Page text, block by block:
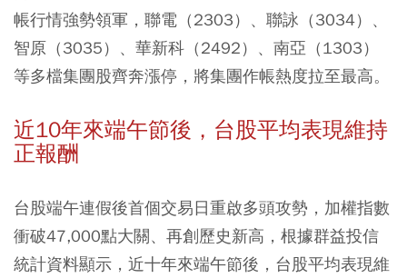
帳行情強勢領軍，聯電（2303）、聯詠（3034）、
智原（3035）、華新科（2492）、南亞（1303）
等多檔集團股齊奔漲停，將集團作帳熱度拉至最高。
近10年來端午節後，台股平均表現維持
正報酬
台股端午連假後首個交易日重啟多頭攻勢，加權指數
衝破47,000點大關、再創歷史新高，根據群益投信
統計資料顯示，近十年來端午節後，台股平均表現維